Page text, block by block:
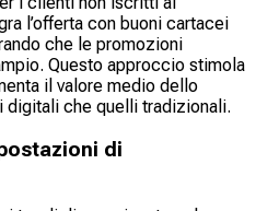
l’offerta con buoni cartacei
che le promozioni
Questo approccio stimola
il valore medio dello
che quelli tradizionali.
di